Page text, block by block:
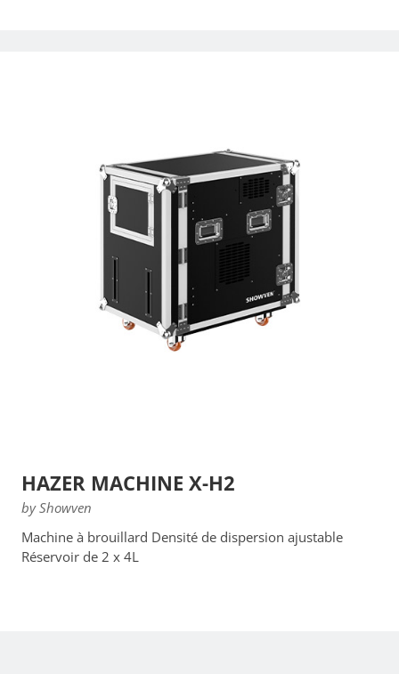
HAZER MACHINE X-H2
by Showven
Machine à brouillard Densité de dispersion ajustable
Réservoir de 2 x 4L